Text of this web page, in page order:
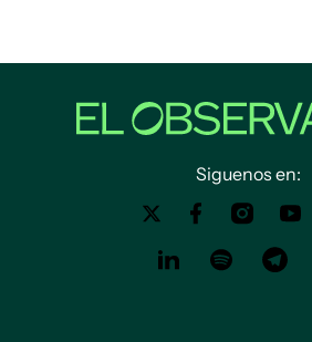
Siguenos en: